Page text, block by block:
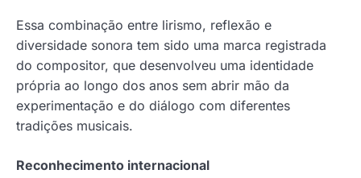
Essa combinação entre lirismo, reflexão e
diversidade sonora tem sido uma marca registrada
do compositor, que desenvolveu uma identidade
própria ao longo dos anos sem abrir mão da
experimentação e do diálogo com diferentes
tradições musicais.
Reconhecimento internacional